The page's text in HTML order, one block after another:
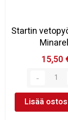
Startin
15,50
Lisää